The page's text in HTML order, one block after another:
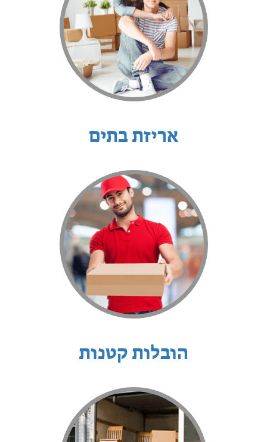
אריזת בתים
הובלות קטנות